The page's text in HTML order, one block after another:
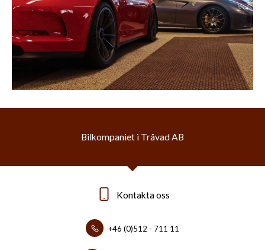
Bilkompaniet i Tråvad AB
Kontakta oss
+46 (0)512 - 711 11